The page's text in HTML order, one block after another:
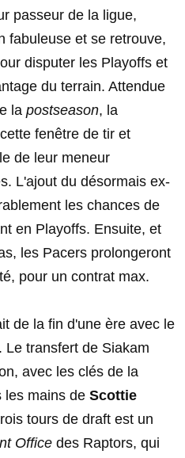
passeur de la ligue,
fabuleuse et se retrouve,
disputer les Playoffs et
du terrain. Attendue
la postseason, la
fenêtre de tir et
de leur meneur
L'ajout du désormais ex-
les chances de
en Playoffs. Ensuite, et
les Pacers prolongeront
pour un contrat max.
de la fin d'une ère avec le
. Le transfert de Siakam
avec les clés de la
les mains de Scottie
tours de draft est un
Office des Raptors, qui